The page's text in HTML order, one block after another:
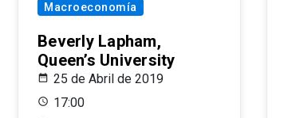
Macroeconomía
Beverly Lapham,
Queen’s University
25 de Abril de 2019
17:00